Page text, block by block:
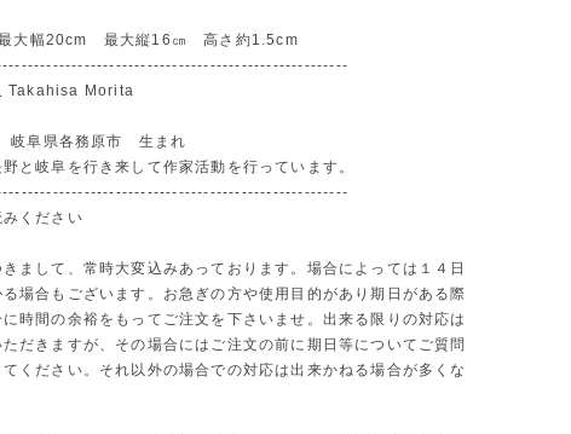
大幅20cm 最大縦16㎝ 高さ約1.5cm
Takahisa Morita
阜県各務原市 生まれ
と岐阜を行き来して作家活動を行っています。
ください
まして、常時大変込みあっております。場合によっては１４日
場合もございます。お急ぎの方や使用目的があり期日がある際
に時間の余裕をもってご注文を下さいませ。出来る限りの対応は
ただきますが、その場合にはご注文の前に期日等についてご質問
てください。それ以外の場合での対応は出来かねる場合が多くな